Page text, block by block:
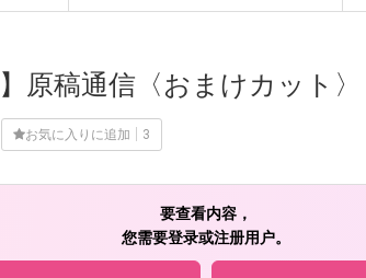
原稿通信〈おまけカット〉
お気に入りに追加 3
要查看内容，
您需要登录或注册用户。